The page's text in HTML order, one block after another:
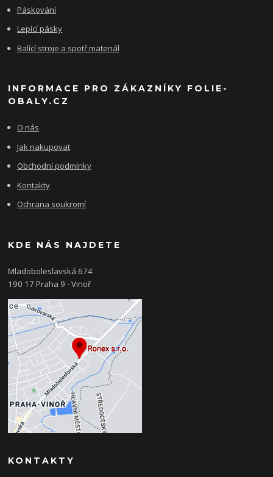
Páskování
Lepící pásky
Balící stroje a spotř.materiál
INFORMACE PRO ZÁKAZNÍKY FOLIE-
OBALY.CZ
O nás
Jak nakupovat
Obchodní podmínky
Kontakty
Ochrana soukromí
KDE NÁS NAJDETE
Mladoboleslavská 674
190 17 Praha 9 - Vinoř
KONTAKTY